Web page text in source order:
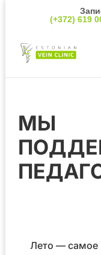
(+372) 619
МЫ
Лето — самое